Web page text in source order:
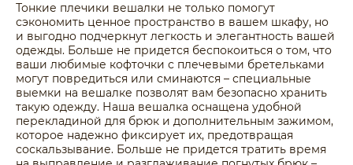
Тонкие плечики вешалки не только помогут
сэкономить ценное пространство в вашем шкафу, но
и выгодно подчеркнут легкость и элегантность вашей
одежды. Больше не придется беспокоиться о том, что
ваши любимые кофточки с плечевыми бретельками
могут повредиться или сминаются – специальные
выемки на вешалке позволят вам безопасно хранить
такую одежду. Наша вешалка оснащена удобной
перекладиной для брюк и дополнительным зажимом,
которое надежно фиксирует их, предотвращая
соскальзывание. Больше не придется тратить время